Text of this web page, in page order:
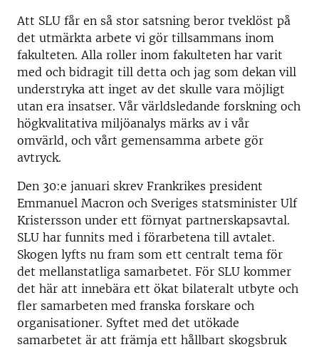
Att SLU får en så stor satsning beror tveklöst på
det utmärkta arbete vi gör tillsammans inom
fakulteten. Alla roller inom fakulteten har varit
med och bidragit till detta och jag som dekan vill
understryka att inget av det skulle vara möjligt
utan era insatser. Vår världsledande forskning och
högkvalitativa miljöanalys märks av i vår
omvärld, och vårt gemensamma arbete gör
avtryck.
Den 30:e januari skrev Frankrikes president
Emmanuel Macron och Sveriges statsminister Ulf
Kristersson under ett förnyat partnerskapsavtal.
SLU har funnits med i förarbetena till avtalet.
Skogen lyfts nu fram som ett centralt tema för
det mellanstatliga samarbetet. För SLU kommer
det här att innebära ett ökat bilateralt utbyte och
fler samarbeten med franska forskare och
organisationer. Syftet med det utökade
samarbetet är att främja ett hållbart skogsbruk